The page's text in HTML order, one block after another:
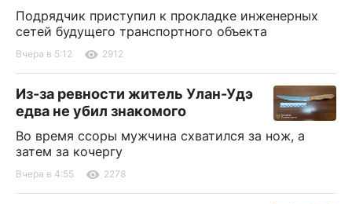
Подрядчик приступил к прокладке инженерных
сетей будущего транспортного объекта
Вчера в 5:12 2912
Из-за ревности житель Улан-Удэ
едва не убил знакомого
Во время ссоры мужчина схватился за нож, а
затем за кочергу
Вчера в 4:55 2278